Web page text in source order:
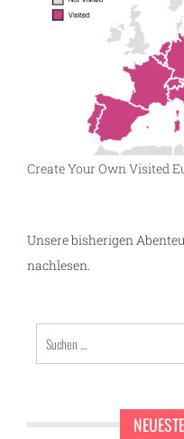
Create Your Own Visited
Unsere bisherigen
nachlesen.
nach: